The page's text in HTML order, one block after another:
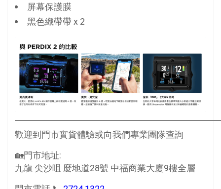
屏幕保護膜
黑色織帶帶 x 2
歡迎到門市實貨體驗或向我們專業團隊查詢
🏡門市地址:
九龍 尖沙咀 麼地道28號 中福商業大廈9樓全層